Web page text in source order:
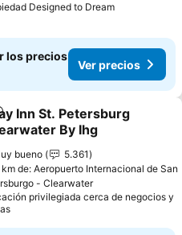
Designed to Dream
los precios
Ver precios
a favoritos
Inn St. Petersburg
By Ihg
bueno
5.361
km de: Aeropuerto Internacional de San
- Clearwater
privilegiada cerca de negocios y